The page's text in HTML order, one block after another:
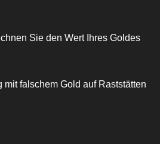
Sie den Wert Ihres Goldes
falschem Gold auf Raststätten